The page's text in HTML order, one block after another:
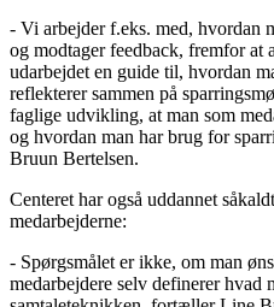
- Vi arbejder f.eks. med, hvordan
og modtager feedback, fremfor
udarbejdet en guide til, hvordan
reflekterer sammen på
faglige udvikling, at man som
og hvordan man har brug for
Bruun Bertelsen.
Centeret har også uddannet
medarbejderne:
- Spørgsmålet er ikke, om man
medarbejdere selv definerer hvad